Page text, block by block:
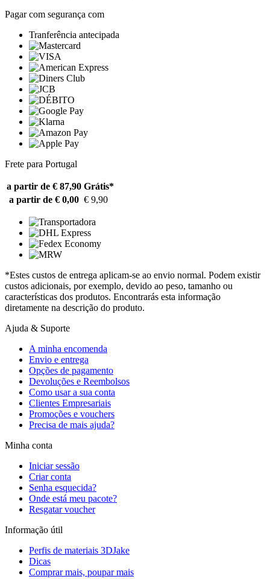
Pagar com segurança com
Tranferência antecipada
Frete para Portugal
a partir de € 87,90 Grátis*
a partir de € 0,00 € 9,90
*Estes custos de entrega aplicam-se ao envio normal. Podem existir
custos adicionais, por exemplo, devido ao peso, tamanho ou
características dos produtos. Encontrarás esta informação
diretamente na descrição do produto.
Ajuda & Suporte
A minha encomenda
Envio e entrega
Opções de pagamento
Devoluções e Reembolsos
Como usar a sua conta
Clientes Empresariais
Promoções e vouchers
Precisa de mais ajuda?
Minha conta
Iniciar sessão
Criar conta
Senha esquecida?
Onde está meu pacote?
Resgatar voucher
Informação útil
Perfis de materiais 3DJake
Dicas
Comprar mais, poupar mais